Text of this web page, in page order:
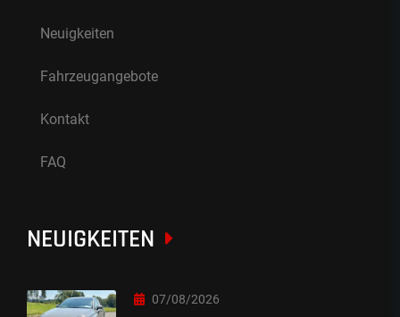
Neuigkeiten
Fahrzeugangebote
Kontakt
FAQ
NEUIGKEITEN
07/08/2026